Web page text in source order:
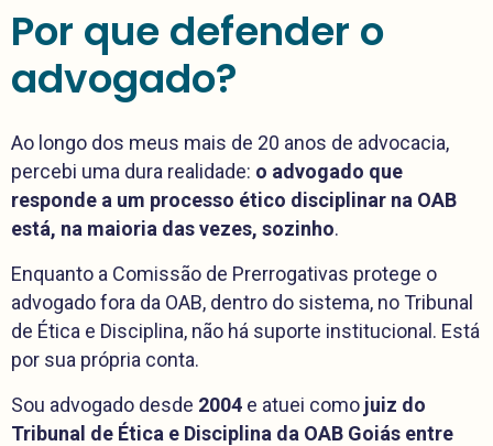
Por que defender o
advogado?
Ao longo dos meus mais de 20 anos de advocacia,
percebi uma dura realidade: o advogado que
responde a um processo ético disciplinar na OAB
está, na maioria das vezes, sozinho.
Enquanto a Comissão de Prerrogativas protege o
advogado fora da OAB, dentro do sistema, no Tribunal
de Ética e Disciplina, não há suporte institucional. Está
por sua própria conta.
Sou advogado desde 2004 e atuei como juiz do
Tribunal de Ética e Disciplina da OAB Goiás entre